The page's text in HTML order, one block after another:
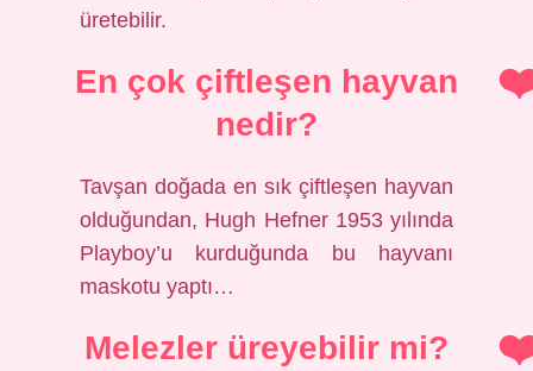
üretebilir.
En çok çiftleşen hayvan
nedir?
Tavşan doğada en sık çiftleşen hayvan
olduğundan, Hugh Hefner 1953 yılında
Playboy’u kurduğunda bu hayvanı
maskotu yaptı…
Melezler üreyebilir mi?